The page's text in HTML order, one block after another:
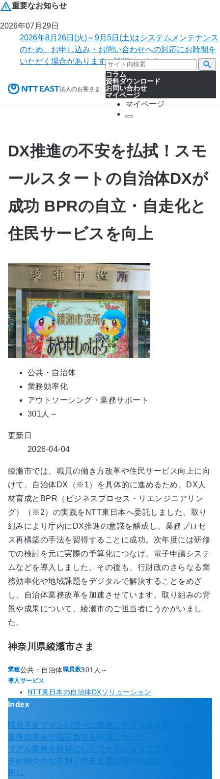
重要なお知らせ
2026年07月29日
2026年8月26日(火)～9月5日(土)はシステムメンテナンス
のため、お申し込み・お問い合わせへの対応にお時間を
いただく場合があります。詳細はこちら。
法人のお客さま
コラム
資料ダウンロード
お問い合わせ
マイページ
マイページ
DX推進の不安を払拭！スモ
ールスタートの自治体DXが
成功 BPRの自立・自走化と
住民サービスを向上
公共・自治体
業務効率化
アウトソーシング・業務サポート
301人～
更新日
2026-04-04
綾瀬市では、職員の働き方改革や住民サービス向上に向
けて、自治体DX（※1）を具体的に進めるため、DX人
材育成とBPR（ビジネスプロセス・リエンジニアリン
グ）（※2）の実践をNTT東日本へ委託しました。取り
組みにより庁内にDX推進の意識を醸成し、業務プロセ
ス再構築の手法を習得することに成功。次年度には研修
での検討を元に実際の予算化につなげ、電子申請システ
ムなどを導入しました。その後も、行財政のさらなる業
務効率化や地域課題をデジタルで解決することをめざ
し、自治体業務改革を加速させています。取り組みの背
景や成果について、綾瀬市のご担当者にうかがいまし
た。
神奈川県綾瀬市さま
業種公共・自治体職員数301人～
導入サービス
NTT東日本の自治体DXソリューション
Index
職員不足でマンパワーに限界…デジタル技術を活用した
業務効率化で職員負担を軽減したい！
リアル業務を題材にしたワークショップで議論が白熱！
きめ細やかな共創・伴走支援がBPRの自立・自走化を後
押し